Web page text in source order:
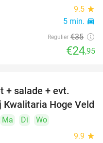
9.5 star
5 min. directions_car
Regulier €35
€24,95
+ salade + evt.
Hoge Veld
Ma Di
Wo
9.9 star